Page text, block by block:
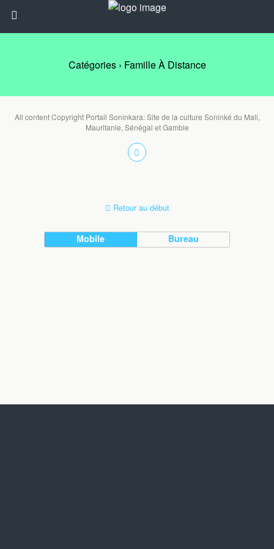
Catégories › Famille À Distance
All content Copyright Portail Soninkara: Site de la culture Soninké du Mali,
Mauritanie, Sénégal et Gambie
Retour au début
Mobile Bureau